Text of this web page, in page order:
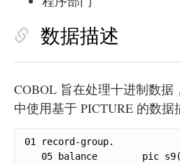
数据描述
COBOL 旨在处理十进制数据
中使用基于 PICTURE 的数据
01 record-group.
05 balance        pic